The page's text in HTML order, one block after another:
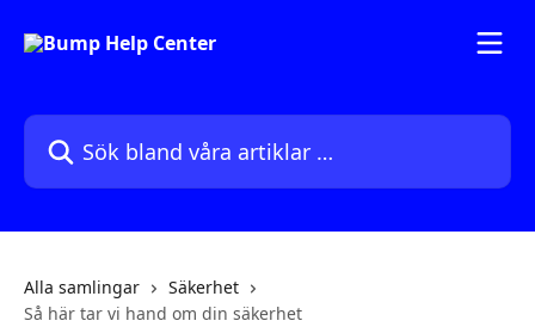
Sök bland våra artiklar …
Alla samlingar
Säkerhet
Så här tar vi hand om din säkerhet